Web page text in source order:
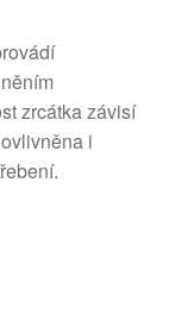
zrcátka závisí
i